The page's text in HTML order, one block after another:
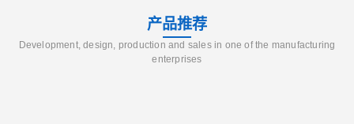
产品推荐
Development, design, production and sales in one of the manufacturing
enterprises